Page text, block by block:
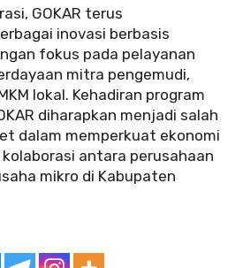
GOKAR terus
inovasi berbasis
fokus pada pelayanan
mitra pengemudi,
lokal. Kehadiran program
diharapkan menjadi salah
dalam memperkuat ekonomi
antara perusahaan
mikro di Kabupaten